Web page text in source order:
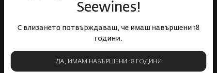
Seewines!
С влизането потвърждаваш, че имаш навършени 18
години.
ДА, ИМАМ НАВЪРШЕНИ 18 ГОДИНИ
Политика за поверителност
Връщане и замяна
Онлайн решаване на спорове